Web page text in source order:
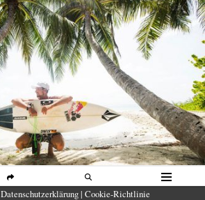
SHARE SUCHE
Datenschutzerklärung | Cookie-Richtlinie